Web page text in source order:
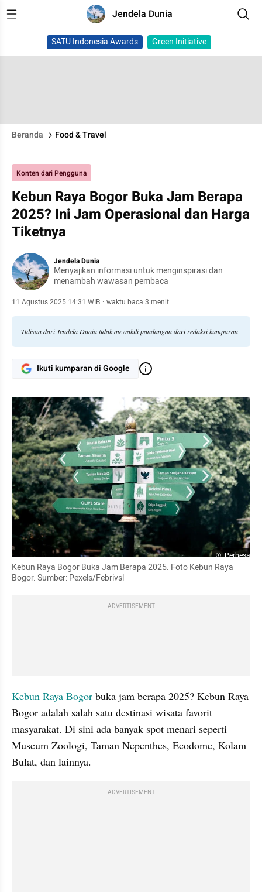
Jendela Dunia
SATU Indonesia Awards Green Initiative
Beranda Food & Travel
Konten dari Pengguna
Kebun Raya Bogor Buka Jam Berapa
2025? Ini Jam Operasional dan Harga
Tiketnya
Jendela Dunia
Menyajikan informasi untuk menginspirasi dan
menambah wawasan pembaca
11 Agustus 2025 14:31 WIB · waktu baca 3 menit
Tulisan dari Jendela Dunia tidak mewakili pandangan dari redaksi kumparan
Ikuti kumparan di Google
Perbesar
Kebun Raya Bogor Buka Jam Berapa 2025. Foto Kebun Raya
Bogor. Sumber: Pexels/Febrivsl
ADVERTISEMENT
Kebun Raya Bogor buka jam berapa 2025? Kebun Raya
Bogor adalah salah satu destinasi wisata favorit
masyarakat. Di sini ada banyak spot menari seperti
Museum Zoologi, Taman Nepenthes, Ecodome, Kolam
Bulat, dan lainnya.
ADVERTISEMENT